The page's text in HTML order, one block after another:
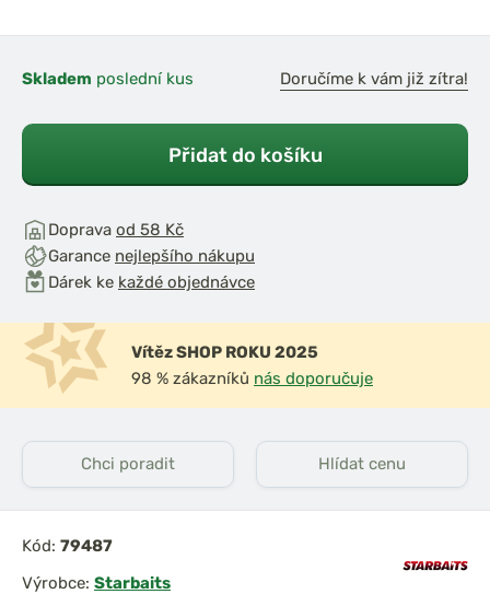
Skladem poslední kus Doručíme k vám již zítra!
Přidat do košíku
Doprava od 58 Kč
Garance nejlepšího nákupu
Dárek ke každé objednávce
Vítěz SHOP ROKU 2025
98 % zákazníků nás doporučuje
Chci poradit Hlídat cenu
Kód: 79487
Výrobce: Starbaits